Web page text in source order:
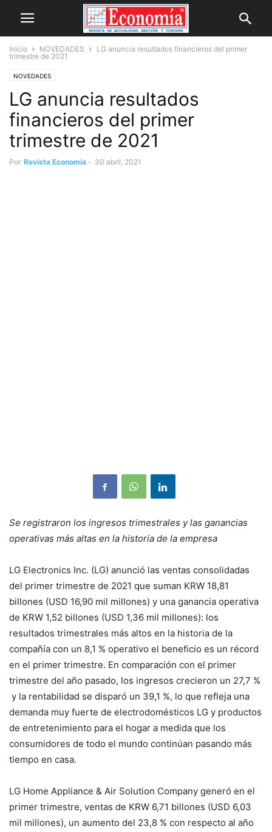
Inicio NOVEDADES
LG anuncia resultados financieros del primer
trimestre de 2021
NOVEDADES
LG anuncia resultados
financieros del primer
trimestre de 2021
Por Revista Economía - 30 abril, 2021
Se registraron los ingresos trimestrales y las ganancias
operativas más altas en la historia de la empresa
LG Electronics Inc. (LG) anunció las ventas consolidadas
del primer trimestre de 2021 que suman KRW 18,81
billones (USD 16,90 mil millones) y una ganancia operativa
de KRW 1,52 billones (USD 1,36 mil millones): los
resultados trimestrales más altos en la historia de la
compañía con un 8,1 % operativo el beneficio es un récord
en el primer trimestre. En comparación con el primer
trimestre del año pasado, los ingresos crecieron un 27,7 %
y la rentabilidad se disparó un 39,1 %, lo que refleja una
demanda muy fuerte de electrodomésticos LG y productos
de entretenimiento para el hogar a medida que los
consumidores de todo el mundo continúan pasando más
tiempo en casa.
LG Home Appliance & Air Solution Company generó en el
primer trimestre, ventas de KRW 6,71 billones (USD 6,03
mil millones), un aumento del 23,8 % con respecto al año